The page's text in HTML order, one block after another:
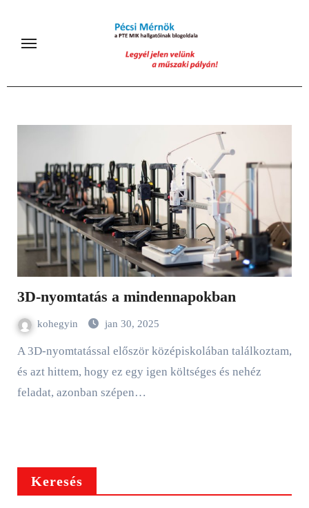
content
3D-nyomtatás a mindennapokban
kohegyin jan 30, 2025
A 3D-nyomtatással először középiskolában találkoztam,
és azt hittem, hogy ez egy igen költséges és nehéz
feladat, azonban szépen…
Keresés